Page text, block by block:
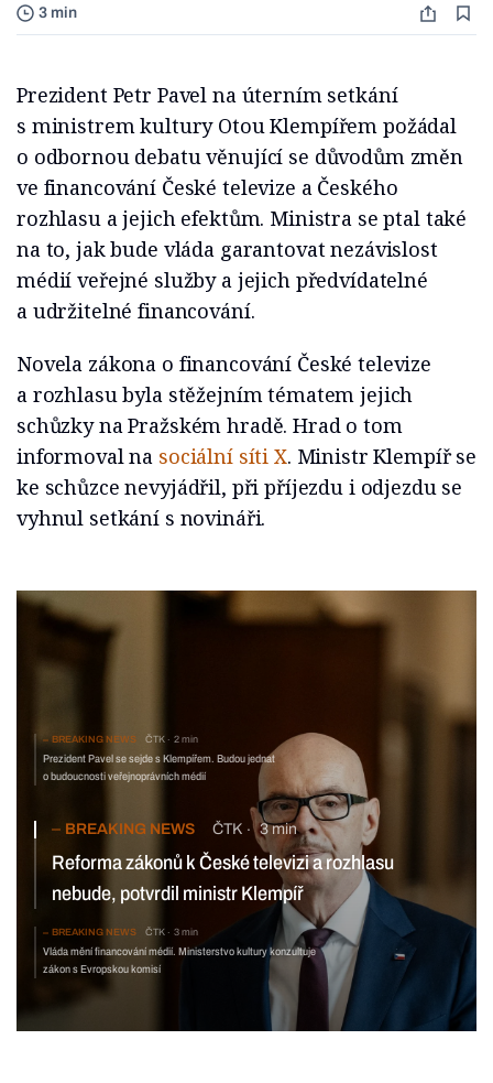
3 min
Prezident Petr Pavel na úterním setkání
s ministrem kultury Otou Klempířem požádal
o odbornou debatu věnující se důvodům změn
ve financování České televize a Českého
rozhlasu a jejich efektům. Ministra se ptal také
na to, jak bude vláda garantovat nezávislost
médií veřejné služby a jejich předvídatelné
a udržitelné financování.
Novela zákona o financování České televize
a rozhlasu byla stěžejním tématem jejich
schůzky na Pražském hradě. Hrad o tom
informoval na sociální síti X. Ministr Klempíř se
ke schůzce nevyjádřil, při příjezdu i odjezdu se
vyhnul setkání s novináři.
BREAKING NEWS ČTK 2 min
Prezident Pavel se sejde s Klempířem. Budou jednat
o budoucnosti veřejnoprávních médií
BREAKING NEWS ČTK 3 min
Reforma zákonů k České televizi a rozhlasu
nebude, potvrdil ministr Klempíř
BREAKING NEWS ČTK 3 min
Vláda mění financování médií. Ministerstvo kultury konzultuje
zákon s Evropskou komisí